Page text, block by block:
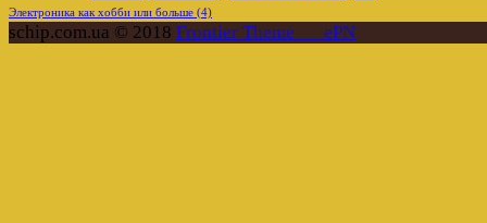
Электроника как хобби или больше (4)
schip.com.ua © 2018 Frontier Theme___ePN